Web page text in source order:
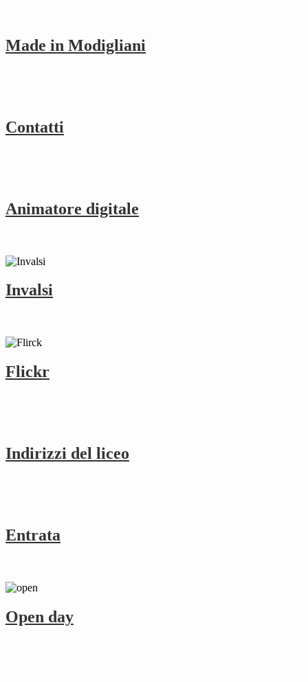
Made in Modigliani
Contatti
Animatore digitale
Invalsi
Flickr
Indirizzi del liceo
Entrata
Open day